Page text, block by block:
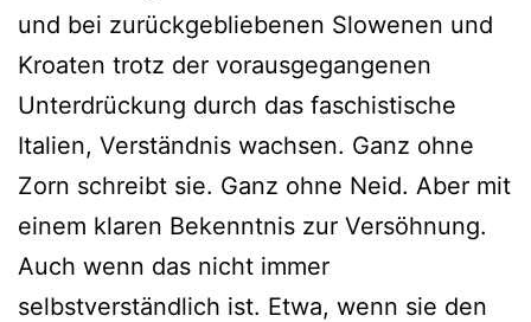
und bei zurückgebliebenen Slowenen und
Kroaten trotz der vorausgegangenen
Unterdrückung durch das faschistische
Italien, Verständnis wachsen. Ganz ohne
Zorn schreibt sie. Ganz ohne Neid. Aber mit
einem klaren Bekenntnis zur Versöhnung.
Auch wenn das nicht immer
selbstverständlich ist. Etwa, wenn sie den